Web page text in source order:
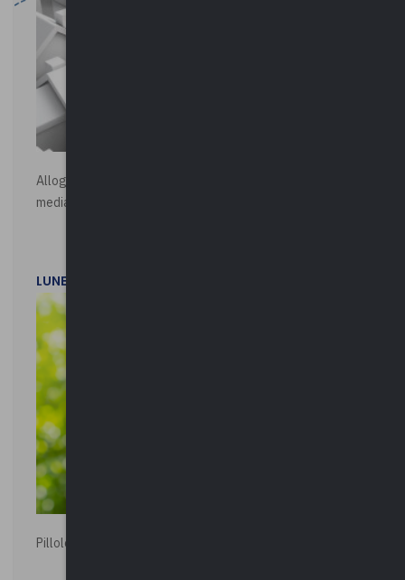
Alloggi di Edilizia Residenziale Pubblica - Vendita all'asta
mediante procedura asincrona telematica
LUNEDì 20 LUGLIO 2026
Pillole ambientali | 2026